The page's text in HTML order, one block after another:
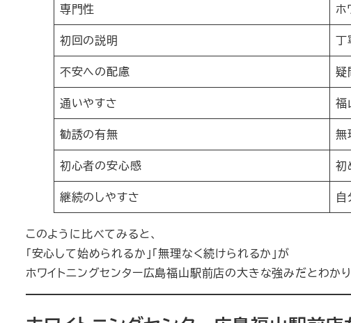
専門性 ホ
初回の説明
丁
不安への配慮
疑
通いやすさ
福
勧誘の有無
無
初心者の安心感
初
継続のしやすさ
このように比べてみると、
「安心して始められるか」「無理なく続けられるか」が
ホワイトニングセンター広島福山駅前店の大きな強みだとわかり